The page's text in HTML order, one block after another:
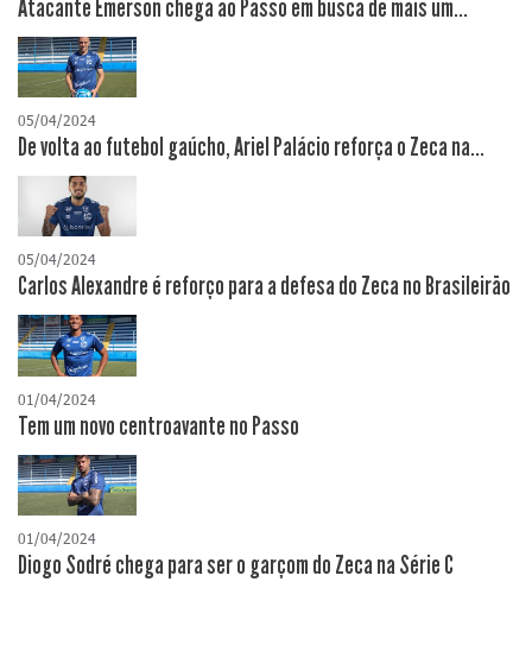
Atacante Emerson chega ao Passo em busca de mais um...
05/04/2024
De volta ao futebol gaúcho, Ariel Palácio reforça o Zeca na...
05/04/2024
Carlos Alexandre é reforço para a defesa do Zeca no Brasileirão
01/04/2024
Tem um novo centroavante no Passo
01/04/2024
Diogo Sodré chega para ser o garçom do Zeca na Série C